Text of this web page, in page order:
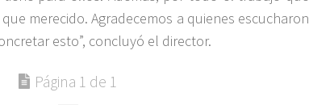
merecido. Agradecemos a quienes escucharon
esto”, concluyó el director.
Página 1 de 1